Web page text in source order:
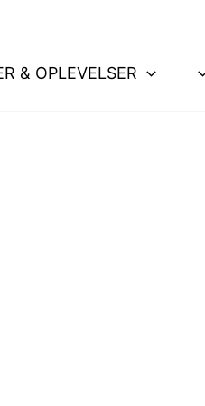
& OPLEVELSER